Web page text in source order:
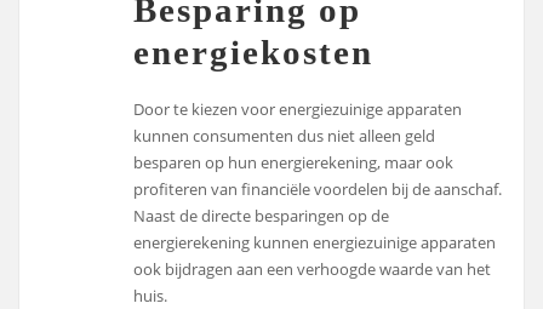
Besparing op
energiekosten
Door te kiezen voor energiezuinige apparaten
kunnen consumenten dus niet alleen geld
besparen op hun energierekening, maar ook
profiteren van financiële voordelen bij de aanschaf.
Naast de directe besparingen op de
energierekening kunnen energiezuinige apparaten
ook bijdragen aan een verhoogde waarde van het
huis.